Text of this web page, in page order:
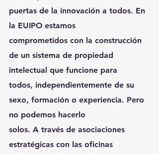
puertas de la innovación a todos. En
la EUIPO estamos
comprometidos con la construcción
de un sistema de propiedad
intelectual que funcione para
todos, independientemente de su
sexo, formación o experiencia. Pero
no podemos hacerlo
solos. A través de asociaciones
estratégicas con las oficinas